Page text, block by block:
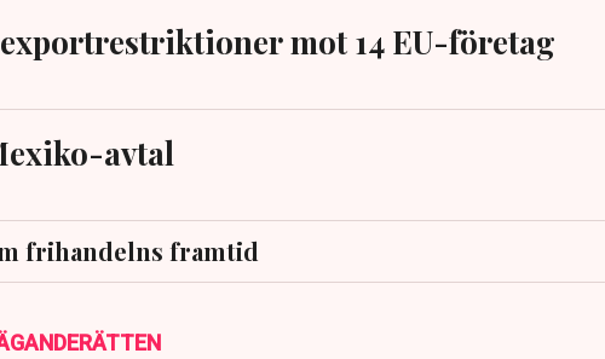
mot 14 EU-företag
avtal
frihandelns framtid